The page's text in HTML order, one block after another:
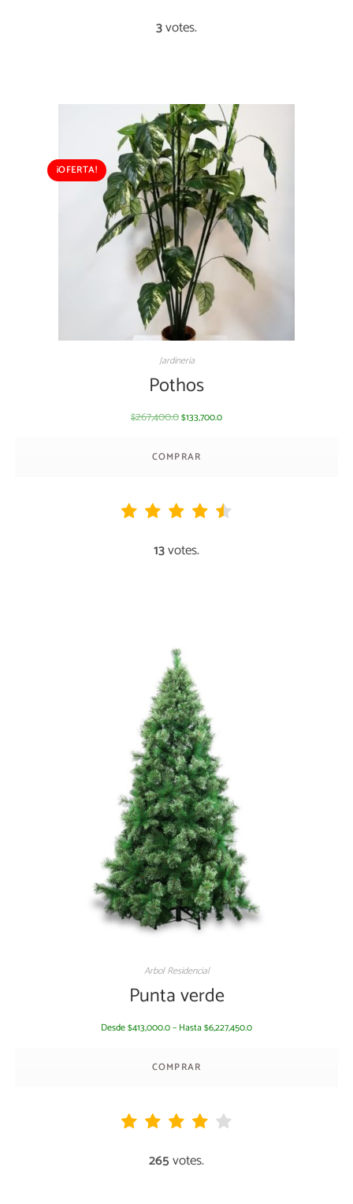
3votes.
¡OFERTA!
Jardineria
Pothos
$267,400.0 $133,700.0
COMPRAR
13votes.
Arbol Residencial
Punta verde
Desde $413,000.0– Hasta $6,227,450.0
COMPRAR
265votes.